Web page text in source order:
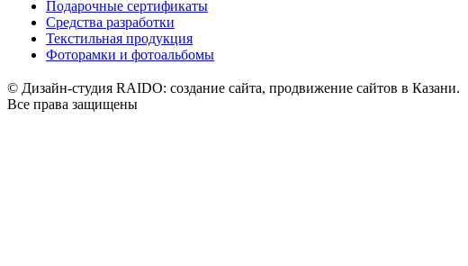
Подарочные сертификаты
Средства разработки
Текстильная продукция
Фоторамки и фотоальбомы
© Дизайн-студия RAIDO: создание сайта, продвижение сайтов в Казани.
Все права защищены